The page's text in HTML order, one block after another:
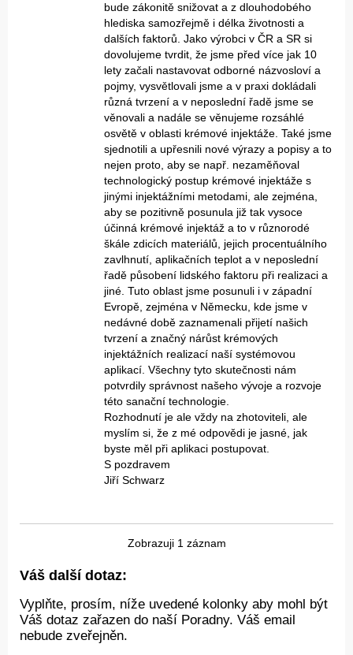
bude zákonitě snižovat a z dlouhodobého
hlediska samozřejmě i délka životnosti a
dalších faktorů. Jako výrobci v ČR a SR si
dovolujeme tvrdit, že jsme před více jak 10
lety začali nastavovat odborné názvosloví a
pojmy, vysvětlovali jsme a v praxi dokládali
různá tvrzení a v neposlední řadě jsme se
věnovali a nadále se věnujeme rozsáhlé
osvětě v oblasti krémové injektáže. Také jsme
sjednotili a upřesnili nové výrazy a popisy a to
nejen proto, aby se např. nezaměňoval
technologický postup krémové injektáže s
jinými injektážními metodami, ale zejména,
aby se pozitivně posunula již tak vysoce
účinná krémové injektáž a to v různorodé
škále zdicích materiálů, jejich procentuálního
zavlhnutí, aplikačních teplot a v neposlední
řadě působení lidského faktoru při realizaci a
jiné. Tuto oblast jsme posunuli i v západní
Evropě, zejména v Německu, kde jsme v
nedávné době zaznamenali přijetí našich
tvrzení a značný nárůst krémových
injektážních realizací naší systémovou
aplikací. Všechny tyto skutečnosti nám
potvrdily správnost našeho vývoje a rozvoje
této sanační technologie.
Rozhodnutí je ale vždy na zhotoviteli, ale
myslím si, že z mé odpovědi je jasné, jak
byste měl při aplikaci postupovat.
S pozdravem
Jiří Schwarz
Zobrazuji 1 záznam
Váš další dotaz:
Vyplňte, prosím, níže uvedené kolonky aby mohl být
Váš dotaz zařazen do naší Poradny. Váš email
nebude zveřejněn.